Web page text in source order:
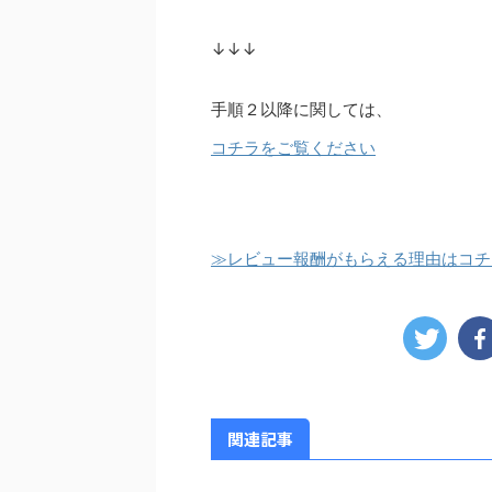
↓↓↓
手順２以降に関しては、
コチラをご覧ください
≫レビュー報酬がもらえる理由はコ
関連記事